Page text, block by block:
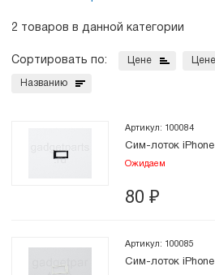
2 товаров в данной категории
Сортировать по: Цене Цене
Названию
Артикул: 100084
Сим-лоток
Ожидаем
80 ₽
Артикул: 100085
Сим-лоток